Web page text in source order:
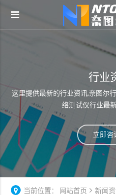
行业
这里提供最新的行业资讯,奈图尔
络测试仪行业最
立即
当前位置： 网站首页 新闻资